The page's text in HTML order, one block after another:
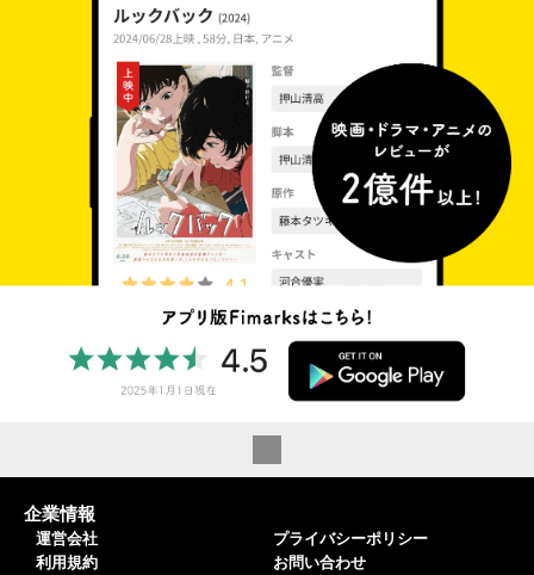
企業情報
運営会社
利用規約
プライバシーポリシー
お問い合わせ